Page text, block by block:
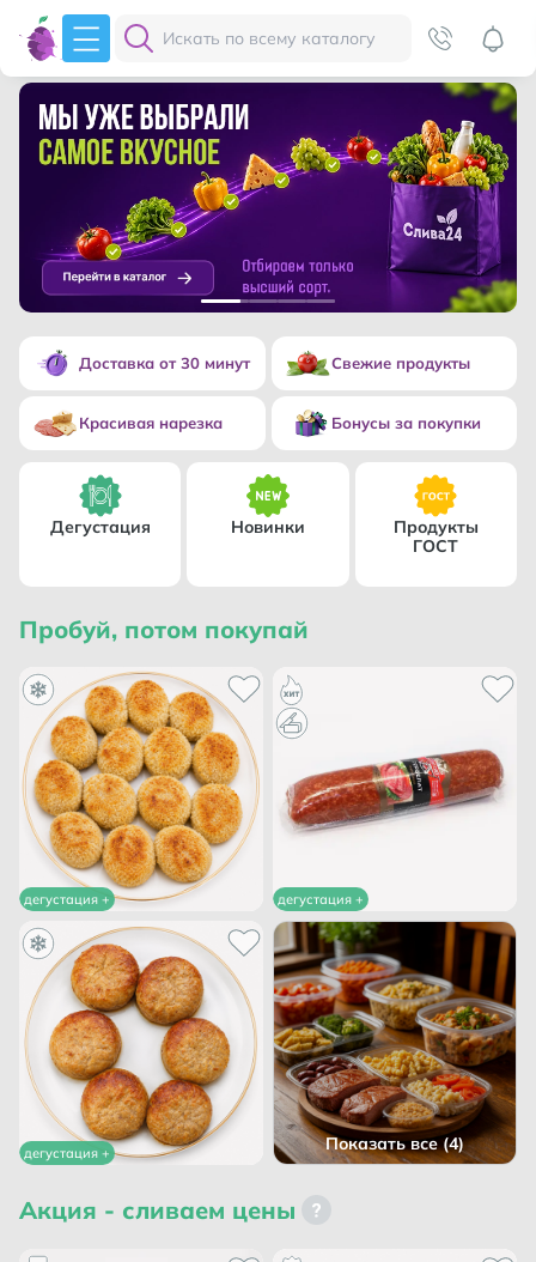
Доставка от 30 минут
Привезем продукты быстро и без очередей прямо
Свежие продукты
Гарантируем
Красивая нарезка
Бесплатно и аккуратно нарежем сыр и колбасу к
Бонусы за покупки
Возвращаем часть
Дегустация Новинки
Продукты
ГОСТ
Пробуй, потом покупай
дегустация + дегустация +
дегустация + Показать все (4)
Акция - сливаем цены